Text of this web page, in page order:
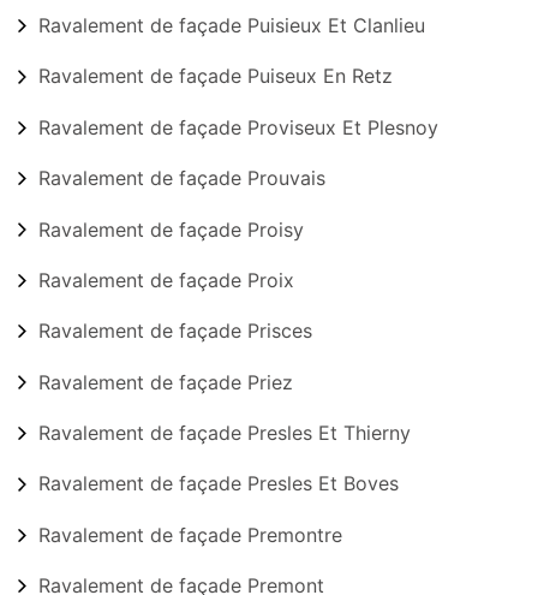
Ravalement de façade Puisieux Et Clanlieu
Ravalement de façade Puiseux En Retz
Ravalement de façade Proviseux Et Plesnoy
Ravalement de façade Prouvais
Ravalement de façade Proisy
Ravalement de façade Proix
Ravalement de façade Prisces
Ravalement de façade Priez
Ravalement de façade Presles Et Thierny
Ravalement de façade Presles Et Boves
Ravalement de façade Premontre
Ravalement de façade Premont